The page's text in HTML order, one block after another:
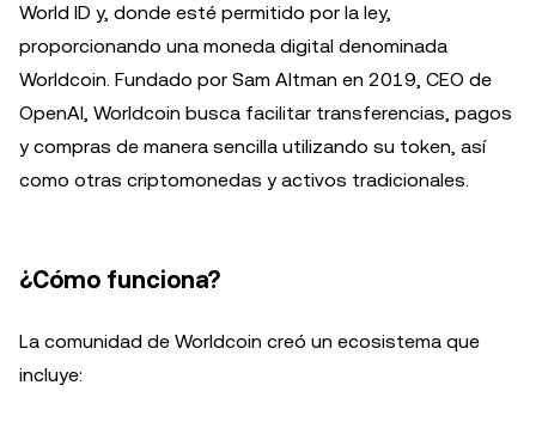
World ID y, donde esté permitido por la ley,
proporcionando una moneda digital denominada
Worldcoin. Fundado por Sam Altman en 2019, CEO de
OpenAI, Worldcoin busca facilitar transferencias, pagos
y compras de manera sencilla utilizando su token, así
como otras criptomonedas y activos tradicionales.
¿Cómo funciona?
La comunidad de Worldcoin creó un ecosistema que
incluye: